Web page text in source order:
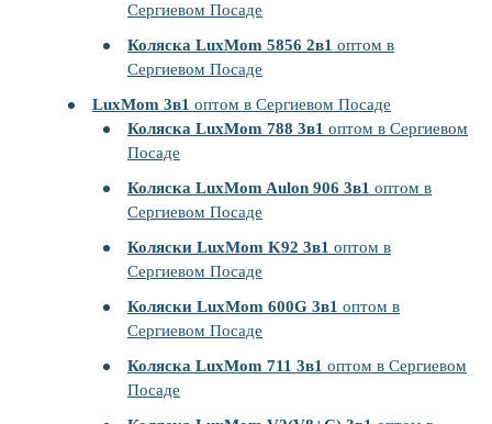
Сергиевом Посаде
Коляска LuxMom 5856 2в1 оптом в
Сергиевом Посаде
LuxMom 3в1 оптом в Сергиевом Посаде
Коляска LuxMom 788 3в1 оптом в Сергиевом
Посаде
Коляска LuxMom Aulon 906 3в1 оптом в
Сергиевом Посаде
Коляски LuxMom K92 3в1 оптом в
Сергиевом Посаде
Коляски LuxMom 600G 3в1 оптом в
Сергиевом Посаде
Коляска LuxMom 711 3в1 оптом в Сергиевом
Посаде